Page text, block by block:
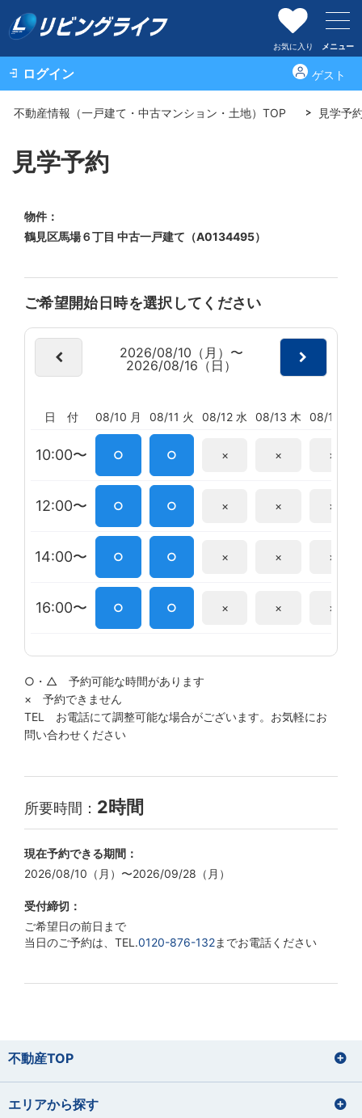
お気に入り メニュー
ログイン ゲスト
不動産情報（一戸建て・中古マンション・土地）TOP 見学予
見学予約
物件：
鶴見区馬場６丁目 中古一戸建て（A0134495）
ご希望開始日時を選択してください
2026/08/10（月）〜
2026/08/16（日）
日 付 08/10 月 08/11 火 08/12 水 08/13 木 08/14 金
10:00〜 ○ ○ × × ×
12:00〜 ○ ○ × × ×
14:00〜 ○ ○ × × ×
16:00〜 ○ ○ × × ×
○・△ 予約可能な時間があります
× 予約できません
TEL お電話にて調整可能な場合がございます。お気軽にお
問い合わせください
所要時間： 2時間
現在予約できる期間：
2026/08/10（月）〜2026/09/28（月）
受付締切：
ご希望日の前日まで
当日のご予約は、TEL.0120-876-132までお電話ください
不動産TOP
エリアから探す